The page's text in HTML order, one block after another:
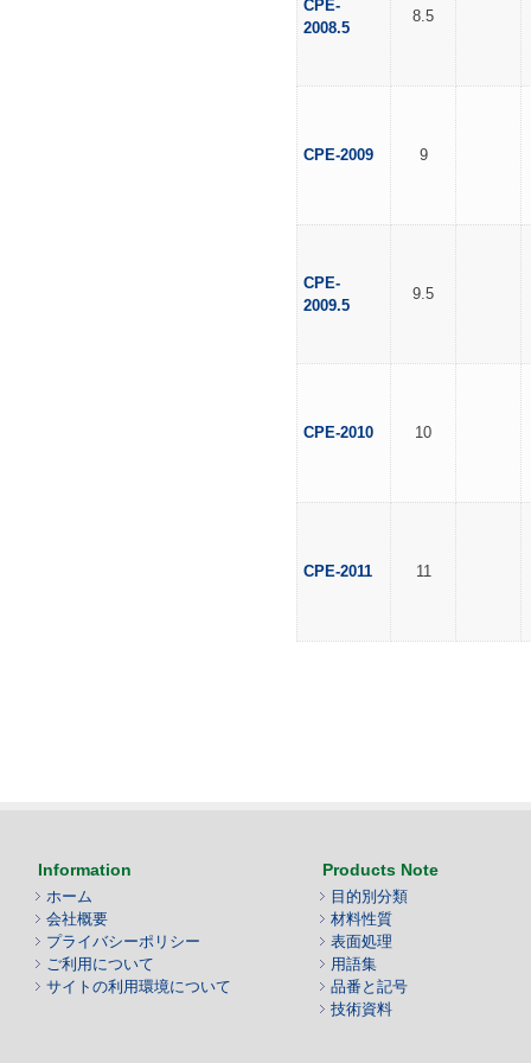
CPE-
2008.5
8.5
CPE-2009 9
CPE-
2009.5
9.5
CPE-2010 10
CPE-2011 11
Information
ホーム
会社概要
プライバシーポリシー
ご利用について
サイトの利用環境について
Products Note
目的別分類
材料性質
表面処理
用語集
品番と記号
技術資料